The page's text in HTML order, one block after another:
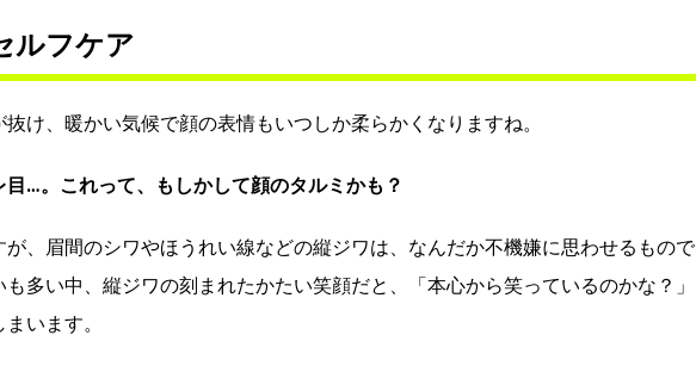
ルフケア
け、暖かい気候で顔の表情もいつしか柔らかくなりますね。
…。これって、もしかして顔のタルミかも？
、眉間のシワやほうれい線などの縦ジワは、なんだか不機嫌に思わせるもので
多い中、縦ジワの刻まれたかたい笑顔だと、「本心から笑っているのかな？」
います。